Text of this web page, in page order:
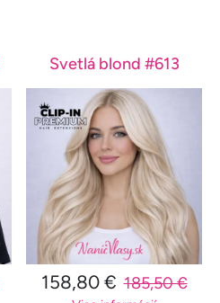
Svetlá blond #613
158,80 € 185,50 €